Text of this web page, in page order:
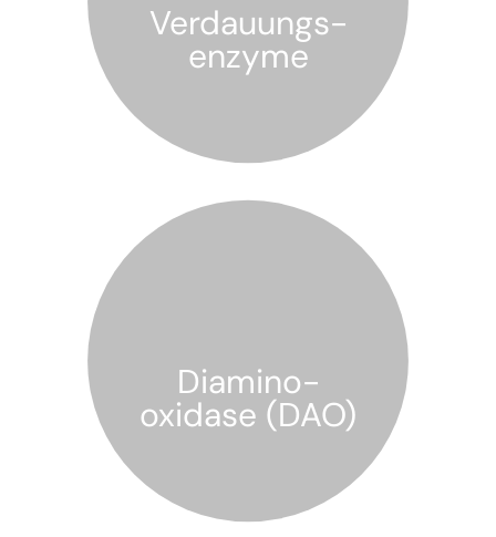
Verdauungs-
enzyme
Diamino-
oxidase (DAO)